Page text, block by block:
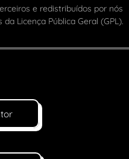
e redistribuídos por nós
Licença Pública Geral (GPL).